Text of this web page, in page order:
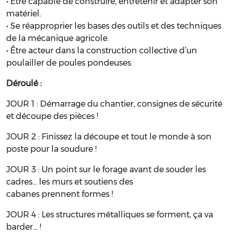
matériel.
• Se réapproprier les bases des outils et des techniques
de la mécanique agricole.
• Être acteur dans la construction collective d’un
poulailler de poules pondeuses.
Déroulé :
JOUR 1 : Démarrage du chantier, consignes de sécurité
et découpe des pièces !
JOUR 2 : Finissez la découpe et tout le monde à son
poste pour la soudure !
JOUR 3 : Un point sur le forage avant de souder les
cadres… les murs et soutiens des
cabanes prennent formes !
JOUR 4 : Les structures métalliques se forment, ça va
barder… !